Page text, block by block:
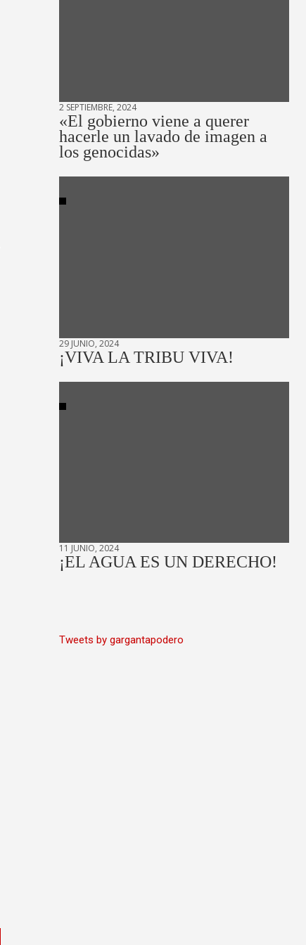
2 SEPTIEMBRE, 2024
«El gobierno viene a querer
hacerle un lavado de imagen a
los genocidas»
29 JUNIO, 2024
¡VIVA LA TRIBU VIVA!
11 JUNIO, 2024
¡EL AGUA ES UN DERECHO!
Tweets by gargantapodero